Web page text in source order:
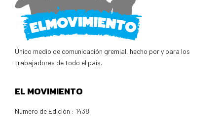
Único medio de comunicación gremial, hecho por y para los
trabajadores de todo el país.
EL MOVIMIENTO
Número de Edición : 1438